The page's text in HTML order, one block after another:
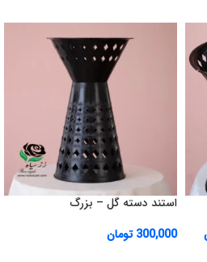
استند دسته گل – بزرگ
300,000 تومان